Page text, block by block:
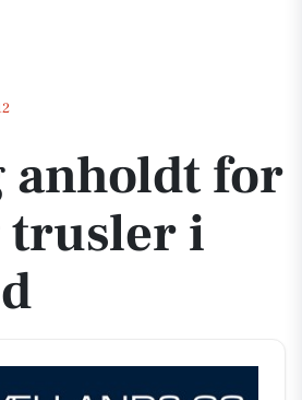
og trusler i Næstved
anholdt for
trusler i